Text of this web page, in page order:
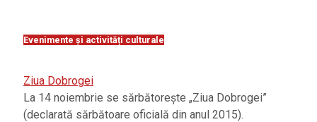
Evenimente și activități culturale
Ziua Dobrogei
La 14 noiembrie se sărbătorește „Ziua Dobrogei”
(declarată sărbătoare oficială din anul 2015).